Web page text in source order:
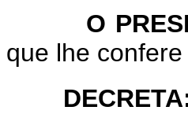
O
que lhe